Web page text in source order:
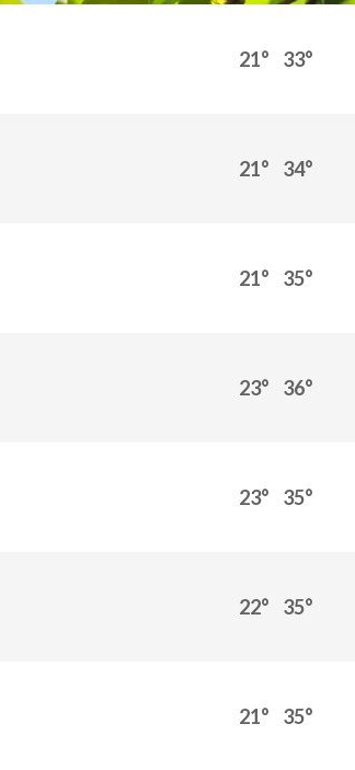
21° 33°
21° 34°
21° 35°
23° 36°
23° 35°
22° 35°
21° 35°